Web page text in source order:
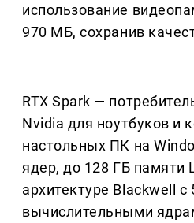
использование
970 МБ, сохранив
RTX Spark —
Nvidia для ноутбуков и
настольных ПК на
ядер, до 128 ГБ памяти
архитектуре Blackwell с
вычислительными